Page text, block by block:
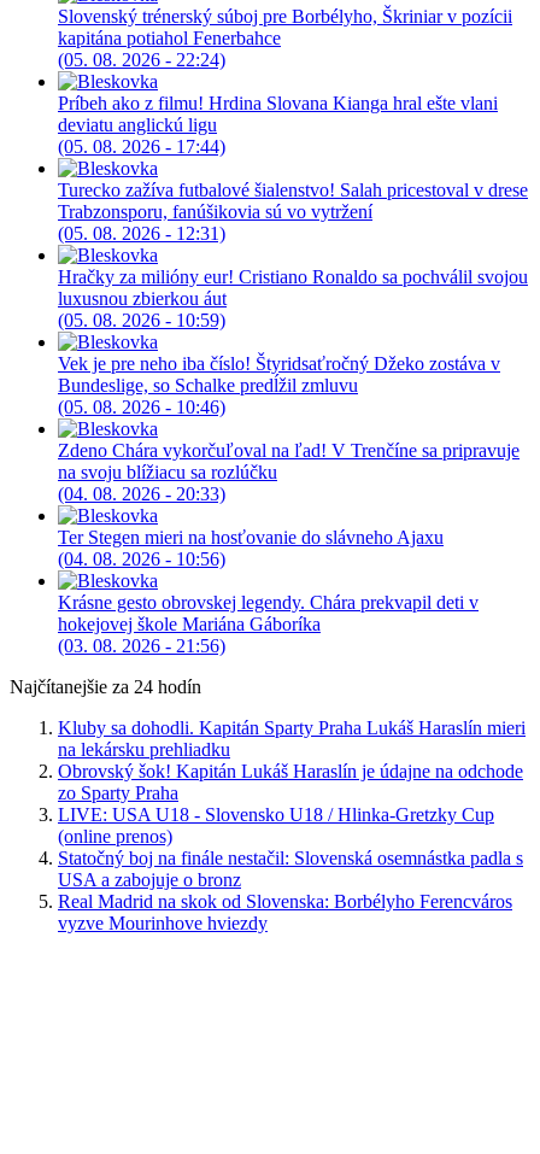
Slovenský trénerský súboj pre Borbélyho, Škriniar v pozícii
kapitána potiahol Fenerbahce
(05. 08. 2026 - 22:24)
Príbeh ako z filmu! Hrdina Slovana Kianga hral ešte vlani
deviatu anglickú ligu
(05. 08. 2026 - 17:44)
Turecko zažíva futbalové šialenstvo! Salah pricestoval v drese
Trabzonsporu, fanúšikovia sú vo vytržení
(05. 08. 2026 - 12:31)
Hračky za milióny eur! Cristiano Ronaldo sa pochválil svojou
luxusnou zbierkou áut
(05. 08. 2026 - 10:59)
Vek je pre neho iba číslo! Štyridsaťročný Džeko zostáva v
Bundeslige, so Schalke predĺžil zmluvu
(05. 08. 2026 - 10:46)
Zdeno Chára vykorčuľoval na ľad! V Trenčíne sa pripravuje
na svoju blížiacu sa rozlúčku
(04. 08. 2026 - 20:33)
Ter Stegen mieri na hosťovanie do slávneho Ajaxu
(04. 08. 2026 - 10:56)
Krásne gesto obrovskej legendy. Chára prekvapil deti v
hokejovej škole Mariána Gáboríka
(03. 08. 2026 - 21:56)
Najčítanejšie za 24 hodín
Kluby sa dohodli. Kapitán Sparty Praha Lukáš Haraslín mieri
na lekársku prehliadku
Obrovský šok! Kapitán Lukáš Haraslín je údajne na odchode
zo Sparty Praha
LIVE: USA U18 - Slovensko U18 / Hlinka-Gretzky Cup
(online prenos)
Statočný boj na finále nestačil: Slovenská osemnástka padla s
USA a zabojuje o bronz
Real Madrid na skok od Slovenska: Borbélyho Ferencváros
vyzve Mourinhove hviezdy